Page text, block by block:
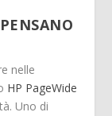
nelle
HP PageWide
Uno di